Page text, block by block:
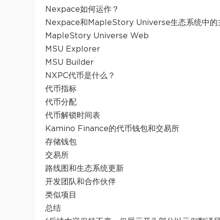
Nexpace如何运作？
Nexpace和MapleStory Universe生态系统中的
MapleStory Universe Web
MSU Explorer
MSU Builder
NXPC代币是什么？
代币指标
代币分配
代币解锁时间表
Kamino Finance的代币钱包和交易所
存储钱包
交易所
路线图和生态系统更新
开发团队和合作伙伴
类似项目
总结